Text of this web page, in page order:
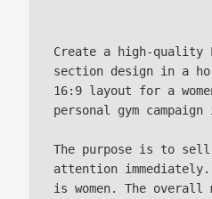
Create a high-quality
section design in a
16:9 layout for a
personal gym
The purpose is to
attention
is women. The overall